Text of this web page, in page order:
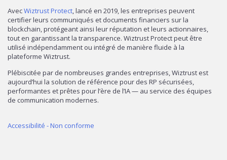
AvecWiztrust Protect, lancé en 2019, les entreprises peuvent
certifier leurs communiqués et documents financiers sur la
blockchain, protégeant ainsi leur réputation et leurs actionnaires,
tout en garantissant la transparence. Wiztrust Protect peut être
utilisé indépendamment ou intégré de manière fluide à la
plateforme Wiztrust.
Plébiscitée par de nombreuses grandes entreprises, Wiztrust est
aujourd’hui la solution de référence pour des RP sécurisées,
performantes et prêtes pour l’ère de l’IA — au service des équipes
de communication modernes.
Accessibilité - Non conforme